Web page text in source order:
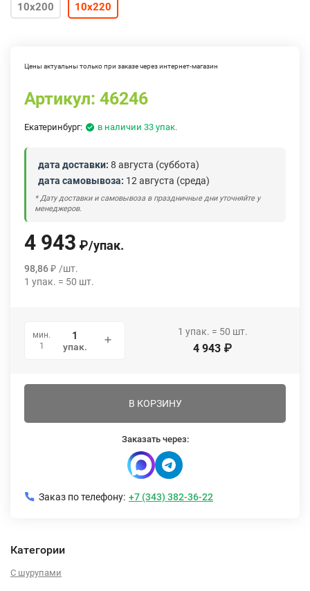
10х200 10х220
Цены актуальны только при заказе через интернет-магазин
Артикул: 46246
Екатеринбург: в наличии 33 упак.
дата доставки: 8 августа (суббота)
дата самовывоза: 12 августа (среда)
* Дату доставки и самовывоза в праздничные дни уточняйте у
менеджеров.
4 943 ₽/упак.
98,86₽ /шт.
1 упак. = 50 шт.
мин.
1
упак.
1 упак. = 50 шт.
4 943 ₽
В КОРЗИНУ
Заказать через:
Заказ по телефону: +7 (343) 382-36-22
Категории
С шурупами